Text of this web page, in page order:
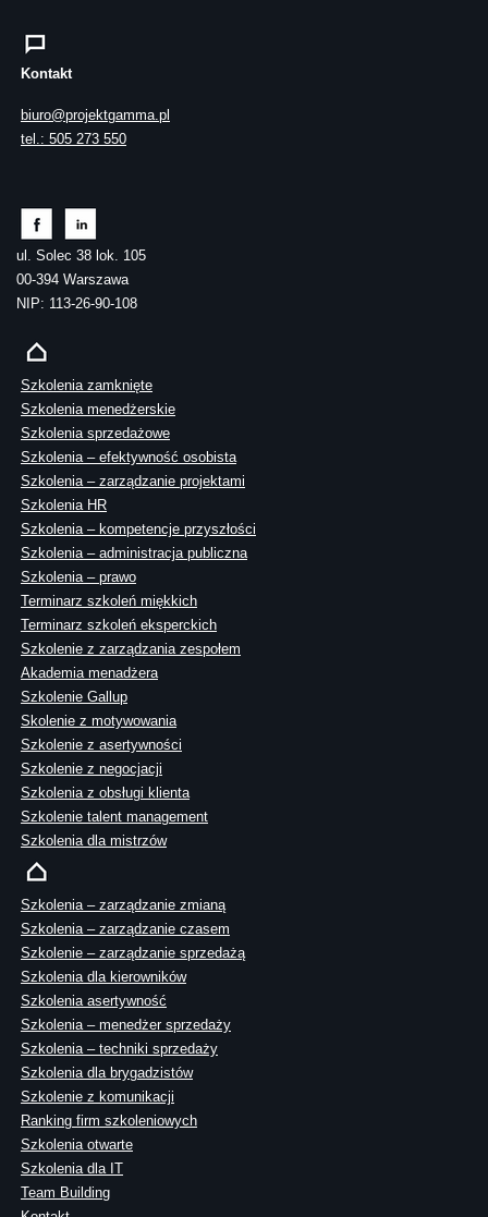
Kontakt
biuro@projektgamma.pl
tel.: 505 273 550
ul. Solec 38 lok. 105
00-394 Warszawa
NIP: 113-26-90-108
Szkolenia zamknięte
Szkolenia menedżerskie
Szkolenia sprzedażowe
Szkolenia – efektywność osobista
Szkolenia – zarządzanie projektami
Szkolenia HR
Szkolenia – kompetencje przyszłości
Szkolenia – administracja publiczna
Szkolenia – prawo
Terminarz szkoleń miękkich
Terminarz szkoleń eksperckich
Szkolenie z zarządzania zespołem
Akademia menadżera
Szkolenie Gallup
Skolenie z motywowania
Szkolenie z asertywności
Szkolenie z negocjacji
Szkolenia z obsługi klienta
Szkolenie talent management
Szkolenia dla mistrzów
Szkolenia – zarządzanie zmianą
Szkolenia – zarządzanie czasem
Szkolenie – zarządzanie sprzedażą
Szkolenia dla kierowników
Szkolenia asertywność
Szkolenia – menedżer sprzedaży
Szkolenia – techniki sprzedaży
Szkolenia dla brygadzistów
Szkolenie z komunikacji
Ranking firm szkoleniowych
Szkolenia otwarte
Szkolenia dla IT
Team Building